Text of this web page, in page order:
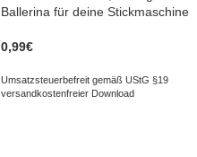
Ballerina für deine Stickmaschine
0,99€
Umsatzsteuerbefreit gemäß UStG §19
versandkostenfreier Download